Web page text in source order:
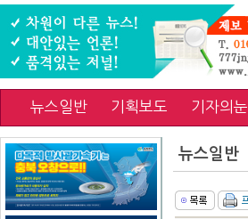
뉴스일반 기획보도 기자의눈
뉴스일반